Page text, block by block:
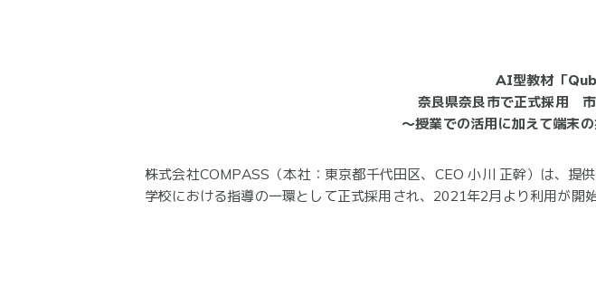
AI型教材「
奈良県奈良市で正式採用
～授業での活用に加えて端末
株式会社COMPASS（本社：東京都千代田区、CEO 小川 正幹）は、
学校における指導の一環として正式採用され、2021年2月より利用が開